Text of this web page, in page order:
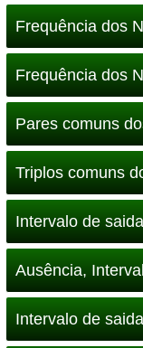
Frequência dos
Frequência dos
Pares comuns
Triplos comuns
Intervalo de
Ausência,
Intervalo de